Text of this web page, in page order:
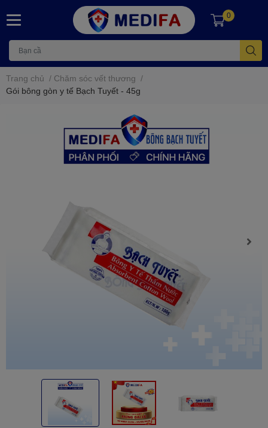
0
Trang chủ / Chăm sóc vết thương /
Gói bông gòn y tế Bạch Tuyết - 45g